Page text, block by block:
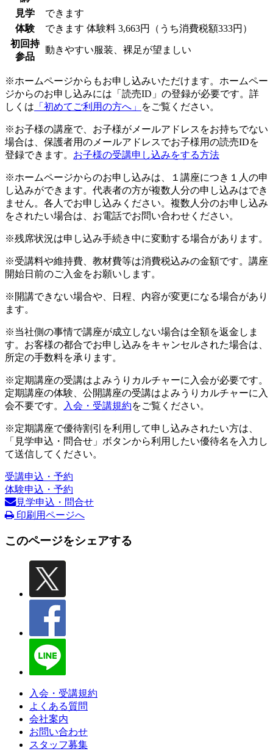
見学
できます
体験
できます 体験料 3,663円（うち消費税額333円）
初回持
参品
動きやすい服装、裸足が望ましい
※ホームページからもお申し込みいただけます。ホームペー
ジからのお申し込みには「読売ID」の登録が必要です。詳
しくは 「初めてご利用の方へ」 をご覧ください。
※お子様の講座で、お子様がメールアドレスをお持ちでない
場合は、保護者用のメールアドレスでお子様用の読売IDを
登録できます。 お子様の受講申し込みをする方法
※ホームページからのお申し込みは、１講座につき１人の申
し込みができます。代表者の方が複数人分の申し込みはでき
ません。各人でお申し込みください。複数人分のお申し込み
をされたい場合は、お電話でお問い合わせください。
※残席状況は申し込み手続き中に変動する場合があります。
※受講料や維持費、教材費等は消費税込みの金額です。講座
開始日前のご入金をお願いします。
※開講できない場合や、日程、内容が変更になる場合があり
ます。
※当社側の事情で講座が成立しない場合は全額を返金しま
す。お客様の都合でお申し込みをキャンセルされた場合は、
所定の手数料を承ります。
※定期講座の受講はよみうりカルチャーに入会が必要です。
定期講座の体験、公開講座の受講はよみうりカルチャーに入
会不要です。
入会・受講規約をご覧ください。
※定期講座で優待割引を利用して申し込みされたい方は、
「見学申込・問合せ」ボタンから利用したい優待名を入力し
て送信してください。
受講申込・予約
体験申込・予約
見学申込・問合せ
印刷用ページへ
このページをシェアする
入会・受講規約
よくある質問
会社案内
お問い合わせ
スタッフ募集